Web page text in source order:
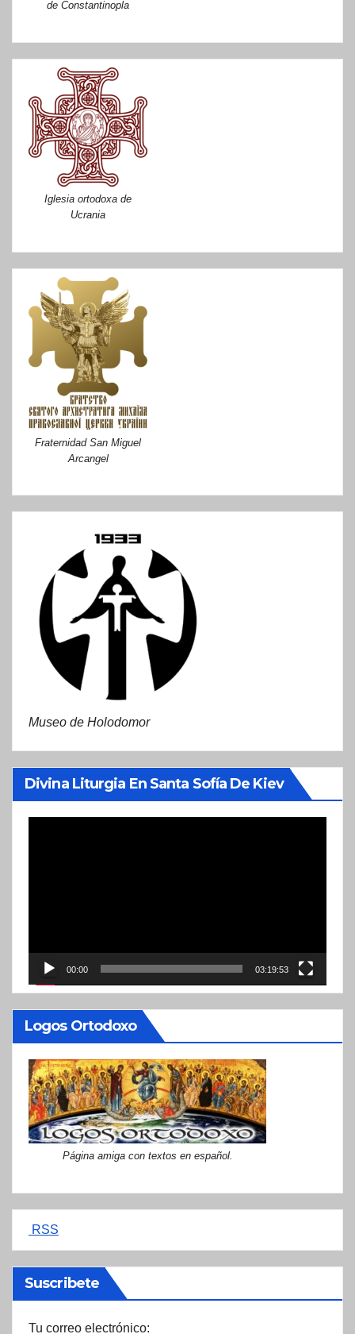
de Constantinopla
Iglesia ortodoxa de
Ucrania
Fraternidad San Miguel
Arcangel
Museo de Holodomor
Divina Liturgia En Santa Sofía De Kiev
00:00 03:19:53
Logos Ortodoxo
Página amiga con textos en español.
RSS
Suscribete
Tu correo electrónico: